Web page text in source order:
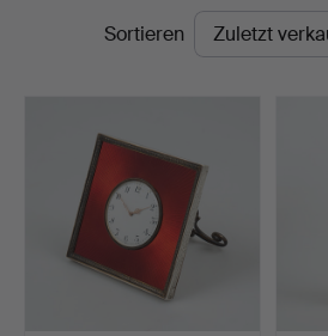
EndpreiseSortieren